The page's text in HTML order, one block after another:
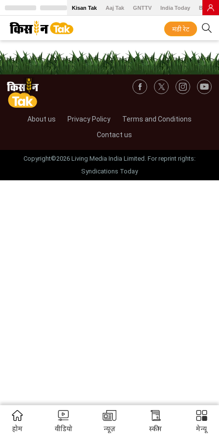
Kisan Tak Aaj Tak GNTTV India Today BT
मंडी रेट
About us Privacy Policy
Terms and Conditions
Contact us
Copyright©2026 Living Media India Limited. For reprint rights:
Syndications Today
होम वीडियो न्यूज़ स्कीम मेन्यू